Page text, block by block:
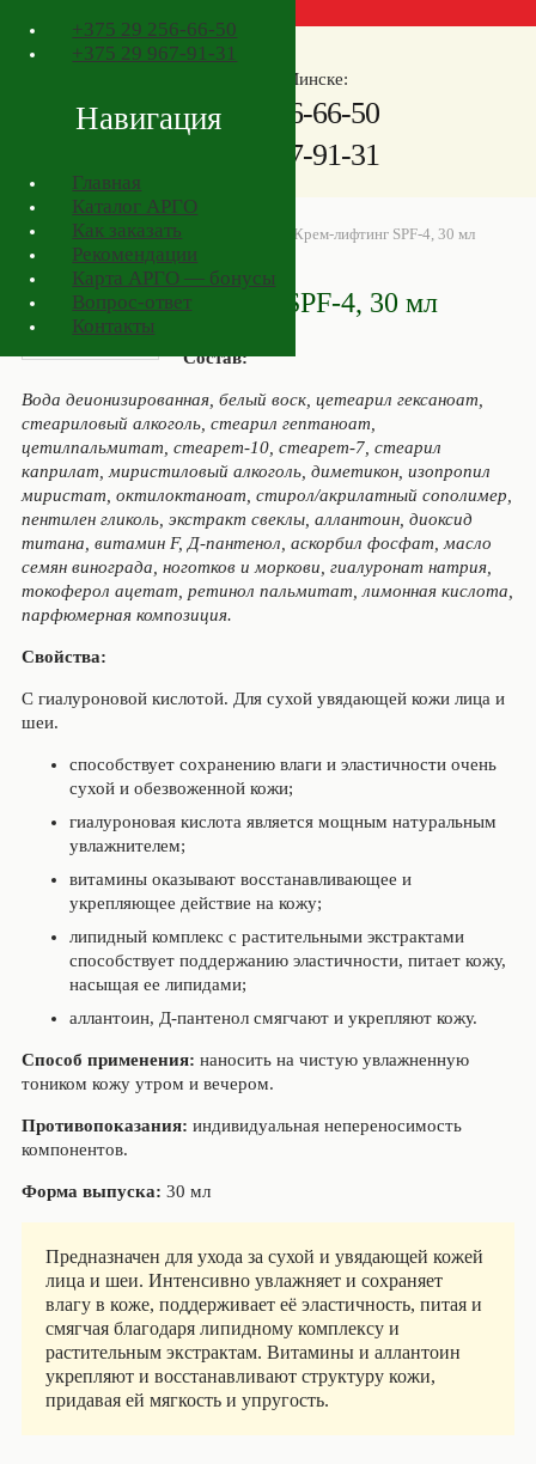
+375 29 256-66-50
+375 29 967-91-31
Навигация
Главная
Каталог АРГО
Как заказать
Рекомендации
Карта АРГО — бонусы
Вопрос-ответ
Контакты
Телефоны в Минске:
+37529 256-66-50
29 967-91-31
АРГО в Минске> Крем-лифтинг SPF-4, 30 мл
Крем-лифтинг SPF-4, 30 мл
Состав:
Вода деионизированная, белый воск, цетеарил гексаноат,
стеариловый алкоголь, стеарил гептаноат,
цетилпальмитат, стеарет-10, стеарет-7, стеарил
каприлат, миристиловый алкоголь, диметикон, изопропил
миристат, октилоктаноат, стирол/акрилатный сополимер,
пентилен гликоль, экстракт свеклы, аллантоин, диоксид
титана, витамин F, Д-пантенол, аскорбил фосфат, масло
семян винограда, ноготков и моркови, гиалуронат натрия,
токоферол ацетат, ретинол пальмитат, лимонная кислота,
парфюмерная композиция.
Свойства:
С гиалуроновой кислотой. Для сухой увядающей кожи лица и
шеи.
способствует сохранению влаги и эластичности очень
сухой и обезвоженной кожи;
гиалуроновая кислота является мощным натуральным
увлажнителем;
витамины оказывают восстанавливающее и
укрепляющее действие на кожу;
липидный комплекс с растительными экстрактами
способствует поддержанию эластичности, питает кожу,
насыщая ее липидами;
аллантоин, Д-пантенол смягчают и укрепляют кожу.
Способ применения: наносить на чистую увлажненную
тоником кожу утром и вечером.
Противопоказания: индивидуальная непереносимость
компонентов.
Форма выпуска: 30 мл
Предназначен для ухода за сухой и увядающей кожей
лица и шеи. Интенсивно увлажняет и сохраняет
влагу в коже, поддерживает её эластичность, питая и
смягчая благодаря липидному комплексу и
растительным экстрактам. Витамины и аллантоин
укрепляют и восстанавливают структуру кожи,
придавая ей мягкость и упругость.